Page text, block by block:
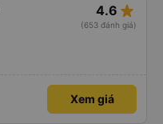
4.6 star_rate
(653 đánh giá)
Xem giá